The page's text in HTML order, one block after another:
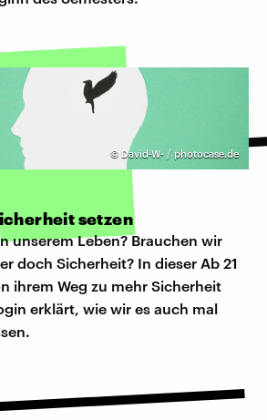
© David-W- / photocase.de
setzen
unserem Leben? Brauchen wir
doch Sicherheit? In dieser Ab 21
ihrem Weg zu mehr Sicherheit
erklärt, wie wir es auch mal